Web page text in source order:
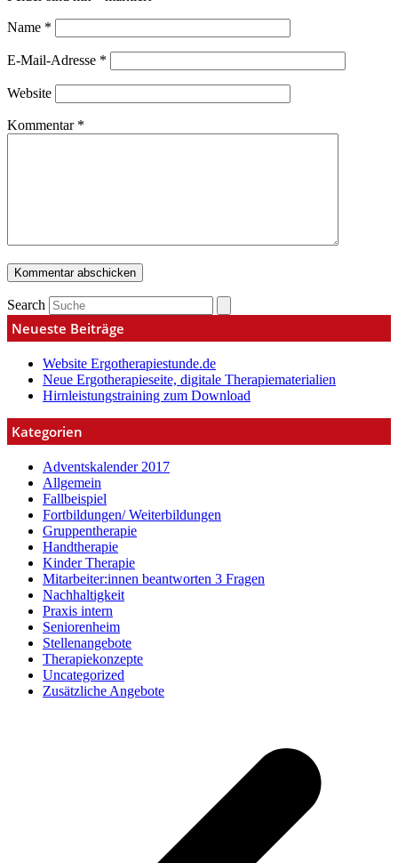
Name *
E-Mail-Adresse *
Website
Kommentar *
Search
Neueste Beiträge
Website Ergotherapiestunde.de
Neue Ergotherapieseite, digitale Therapiematerialien
Hirnleistungstraining zum Download
Kategorien
Adventskalender 2017
Allgemein
Fallbeispiel
Fortbildungen/ Weiterbildungen
Gruppentherapie
Handtherapie
Kinder Therapie
Mitarbeiter:innen beantworten 3 Fragen
Nachhaltigkeit
Praxis intern
Seniorenheim
Stellenangebote
Therapiekonzepte
Uncategorized
Zusätzliche Angebote